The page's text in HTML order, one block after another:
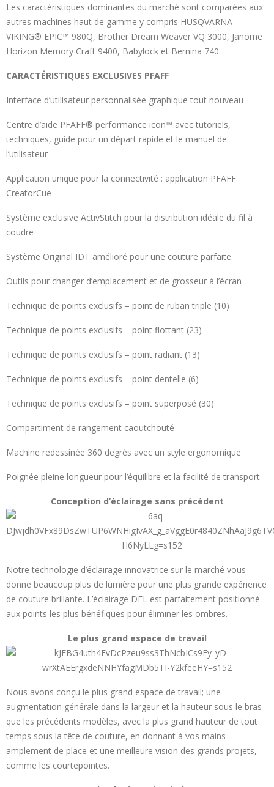
Les caractéristiques dominantes du marché sont comparées aux
autres machines haut de gamme y compris HUSQVARNA
VIKING® EPIC™ 980Q, Brother Dream Weaver VQ 3000, Janome
Horizon Memory Craft 9400, Babylock et Bernina 740
CARACTÉRISTIQUES EXCLUSIVES PFAFF
Interface d’utilisateur personnalisée graphique tout nouveau
Centre d’aide PFAFF® performance icon™ avec tutoriels,
techniques, guide pour un départ rapide et le manuel de
l’utilisateur
Application unique pour la connectivité : application PFAFF
CreatorCue
Système exclusive ActivStitch pour la distribution idéale du fil à
coudre
Système Original IDT amélioré pour une couture parfaite
Outils pour changer d’emplacement et de grosseur à l’écran
Technique de points exclusifs – point de ruban triple (10)
Technique de points exclusifs – point flottant (23)
Technique de points exclusifs – point radiant (13)
Technique de points exclusifs – point dentelle (6)
Technique de points exclusifs – point superposé (30)
Compartiment de rangement caoutchouté
Machine redessinée 360 degrés avec un style ergonomique
Poignée pleine longueur pour l’équilibre et la facilité de transport
Conception d’éclairage sans précédent
Notre technologie d’éclairage innovatrice sur le marché vous
donne beaucoup plus de lumière pour une plus grande expérience
de couture brillante. L’éclairage DEL est parfaitement positionné
aux points les plus bénéfiques pour éliminer les ombres.
Le plus grand espace de travail
Nous avons conçu le plus grand espace de travail; une
augmentation générale dans la largeur et la hauteur sous le bras
que les précédents modèles, avec la plus grand hauteur de tout
temps sous la tête de couture, en donnant à vos mains
amplement de place et une meilleure vision des grands projets,
comme les courtepointes.